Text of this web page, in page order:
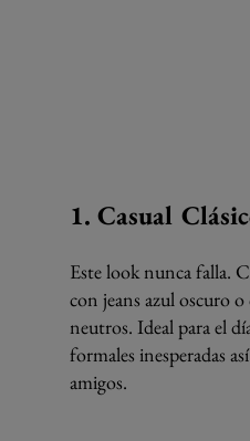
1. Casual
Este look nunca falla.
con jeans azul oscuro o
neutros. Ideal para el
formales inesperadas
amigos.